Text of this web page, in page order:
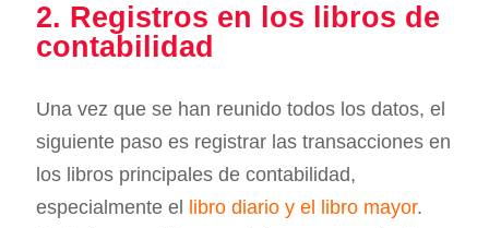
2. Registros en los libros de
contabilidad
Una vez que se han reunido todos los datos, el
siguiente paso es registrar las transacciones en
los libros principales de contabilidad,
especialmente el
libro diario y el libro mayor.